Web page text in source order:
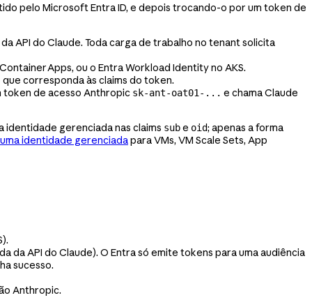
pelo Microsoft Entra ID, e depois trocando-o por um token de
API do Claude. Toda carga de trabalho no tenant solicita
Apps, ou o Entra Workload Identity no AKS.
corresponda às claims do token.
token de acesso Anthropic sk-ant-oat01-... e chama Claude
identidade gerenciada nas claims sube oid; apenas a forma
identidade gerenciadapara VMs, VM Scale Sets, App
API do Claude). O Entra só emite tokens para uma audiência
sucesso.
Anthropic.